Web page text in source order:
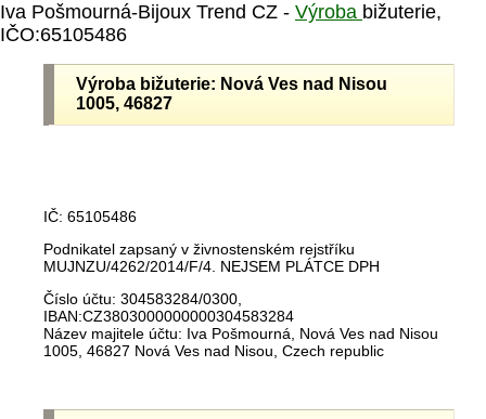
Iva Pošmourná-Bijoux Trend CZ - Výroba bižuterie,
IČO:65105486
Výroba bižuterie: Nová Ves nad Nisou
1005, 46827
IČ: 65105486
Podnikatel zapsaný v živnostenském rejstříku
MUJNZU/4262/2014/F/4. NEJSEM PLÁTCE DPH
Číslo účtu: 304583284/0300,
IBAN:CZ3803000000000304583284
Název majitele účtu: Iva Pošmourná, Nová Ves nad Nisou
1005, 46827 Nová Ves nad Nisou, Czech republic